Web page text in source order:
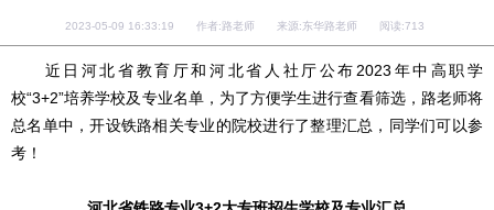
2023-05-09 16:33:19 作者:路老师 来源:东华路老师 阅读:713
近日河北省教育厅和河北省人社厅公布2023年中高职学
校“3+2”培养学校及专业名单，为了方便学生进行查看筛选，路老师将
总名单中，开设铁路相关专业的院校进行了整理汇总，同学们可以参
考！